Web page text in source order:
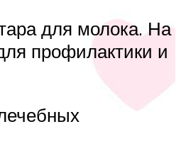
для молока. На
профилактики и